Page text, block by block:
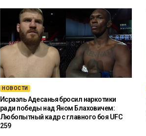
НОВОСТИ
Исраэль Адесанья бросил наркотики
ради победы над Яном Блаховичем:
Любопытный кадр с главного боя UFC
259